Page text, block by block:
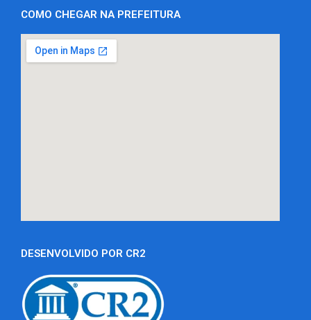
COMO CHEGAR NA PREFEITURA
DESENVOLVIDO POR CR2